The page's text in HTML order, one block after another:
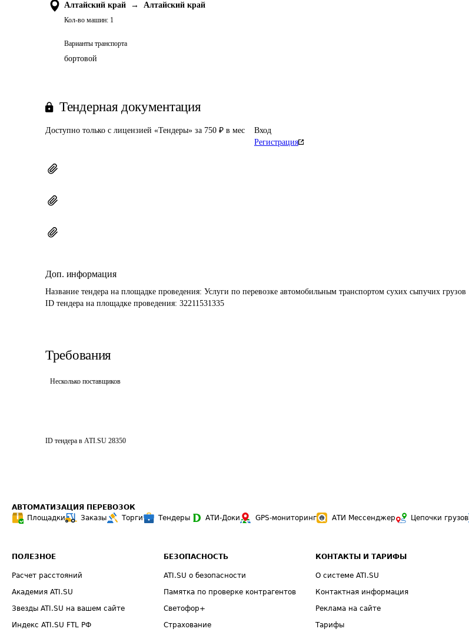
Алтайский край → Алтайский край
Кол-во машин: 1
Варианты транспорта
бортовой
Тендерная документация
Доступно только с лицензией «Тендеры» за 750 ₽ в мес
Вход
Регистрация
Доп. информация
Название тендера на площадке проведения: Услуги по перевозке автомобильным транспортом сухих сыпучих грузов
ID тендера на площадке проведения: 32211531335
Требования
Несколько поставщиков
ID тендера в ATI.SU 28350
АВТОМАТИЗАЦИЯ ПЕРЕВОЗОК
Площадки
Заказы Торги Тендеры АТИ-Доки GPS-мониторинг АТИ Мессенджер Цепочки грузов
ПОЛЕЗНОЕ
Расчет расстояний
Академия ATI.SU
Звезды ATI.SU на вашем сайте
Индекс ATI.SU FTL РФ
БЕЗОПАСНОСТЬ
ATI.SU о безопасности
Памятка по проверке контрагентов
Светофор+
Страхование
КОНТАКТЫ И ТАРИФЫ
О системе ATI.SU
Контактная информация
Реклама на сайте
Тарифы